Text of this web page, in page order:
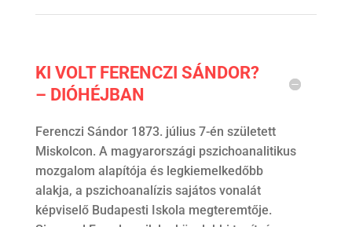
KI VOLT FERENCZI SÁNDOR?
– DIÓHÉJBAN
Ferenczi Sándor 1873. július 7-én született
Miskolcon. A magyarországi pszichoanalitikus
mozgalom alapítója és legkiemelkedőbb
alakja, a pszichoanalízis sajátos vonalát
képviselő Budapesti Iskola megteremtője.